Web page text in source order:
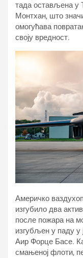
тада остављена у
Монтхан, што
омогућава
своју вредност.
Америчко
изгубило два
после пожара на
изгубљен у паду у
Аир Форце Басе.
смањеној флоти,